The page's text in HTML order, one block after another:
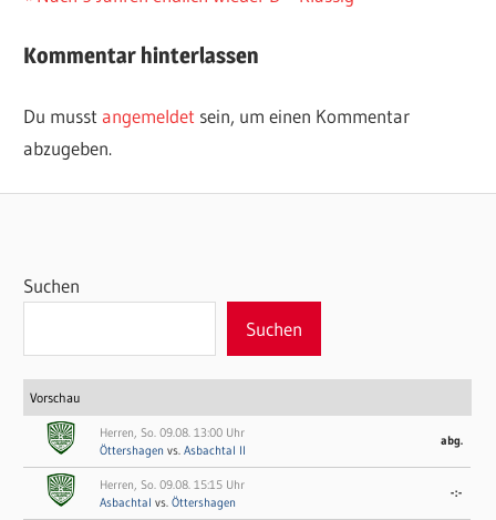
Kommentar hinterlassen
Du musstangemeldet sein, um einen Kommentar
abzugeben.
Suchen
Suchen
Vorschau
Herren, So. 09.08. 13:00 Uhr
Öttershagenvs.Asbachtal II
abg.
Herren, So. 09.08. 15:15 Uhr
Asbachtal vs.Öttershagen
-:-